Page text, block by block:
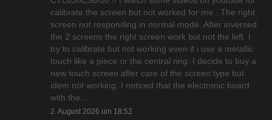
calibrate the screen but not worked for me.. The right
screen not responding in normal mode. After inversed
the 2 screens the right screen work but not the left. I
try to calibrate but not working even if i use a metallic
touch like a piece or the central ring. I decide to buy a
new touch screen after care of the screen type but
idem not working. I noticed that the electronic board
with the…
2. August 2026 um 18:52